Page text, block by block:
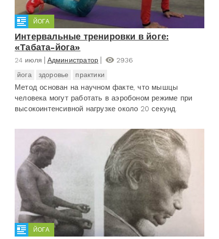
ЙОГА
Интервальные тренировки в йоге:
«Табата-йога»
24 июля Администратор
2936
йога
здоровье практики
Метод основан на научном факте, что мышцы
человека могут работать в аэробоном режиме при
высокоинтенсивной нагрузке около 20 секунд.
ЙОГА